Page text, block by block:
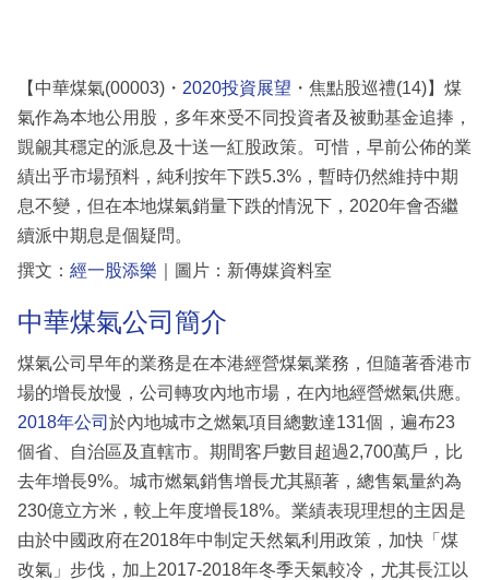
【中華煤氣(00003)・ 2020投資展望 ・焦點股巡禮(14)】煤
氣作為本地公用股，多年來受不同投資者及被動基金追捧，
覬覦其穩定的派息及十送一紅股政策。可惜，早前公佈的業
績出乎市場預料，純利按年下跌5.3%，暫時仍然維持中期
息不變，但在本地煤氣銷量下跌的情況下，2020年會否繼
續派中期息是個疑問。
撰文： 經一股添樂 ｜圖片：新傳媒資料室
中華煤氣公司簡介
煤氣公司早年的業務是在本港經營煤氣業務，但隨著香港市
場的增長放慢，公司轉攻內地市場，在內地經營燃氣供應。
2018年公司 於內地城巿之燃氣項目總數達131個，遍布23
個省、自治區及直轄市。期間客戶數目超過2,700萬戶，比
去年增長9%。城市燃氣銷售增長尤其顯著，總售氣量約為
230億立方米，較上年度增長18%。業績表現理想的主因是
由於中國政府在2018年中制定天然氣利用政策，加快「煤
改氣」步伐，加上2017-2018年冬季天氣較冷，尤其長江以